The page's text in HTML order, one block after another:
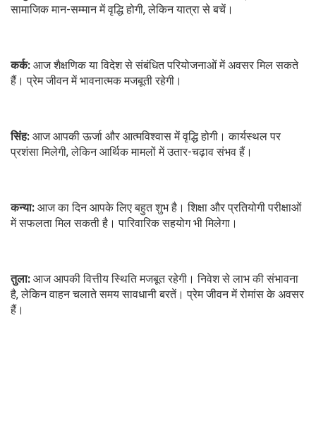
सामाजिक मान-सम्मान में वृद्धि होगी, लेकिन यात्रा से बचें।
कर्क: आज शैक्षणिक या विदेश से संबंधित परियोजनाओं में अवसर मिल सकते
हैं। प्रेम जीवन में भावनात्मक मजबूती रहेगी।
सिंह: आज आपकी ऊर्जा और आत्मविश्वास में वृद्धि होगी। कार्यस्थल पर
प्रशंसा मिलेगी, लेकिन आर्थिक मामलों में उतार-चढ़ाव संभव हैं।
कन्या: आज का दिन आपके लिए बहुत शुभ है। शिक्षा और प्रतियोगी परीक्षाओं
में सफलता मिल सकती है। पारिवारिक सहयोग भी मिलेगा।
तुला: आज आपकी वित्तीय स्थिति मजबूत रहेगी। निवेश से लाभ की संभावना
है, लेकिन वाहन चलाते समय सावधानी बरतें। प्रेम जीवन में रोमांस के अवसर
हैं।